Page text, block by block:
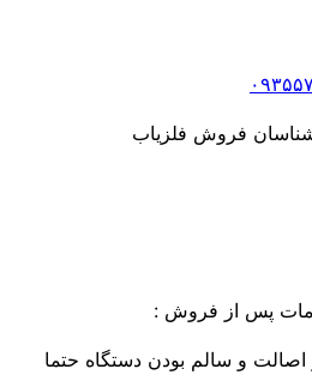
:
دستگاه حتما